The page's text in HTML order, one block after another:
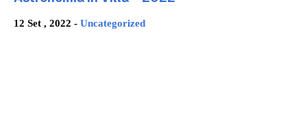
12 Set , 2022 - Uncategorized